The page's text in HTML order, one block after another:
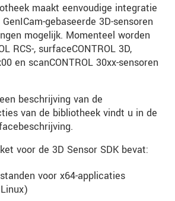
maakt eenvoudige integratie
gebaseerde 3D-sensoren
mogelijk. Momenteel worden
RCS-, surfaceCONTROL 3D,
en scanCONTROL 30xx-sensoren
beschrijving van de
van de bibliotheek vindt u in de
voor de 3D Sensor SDK bevat:
voor x64-applicaties